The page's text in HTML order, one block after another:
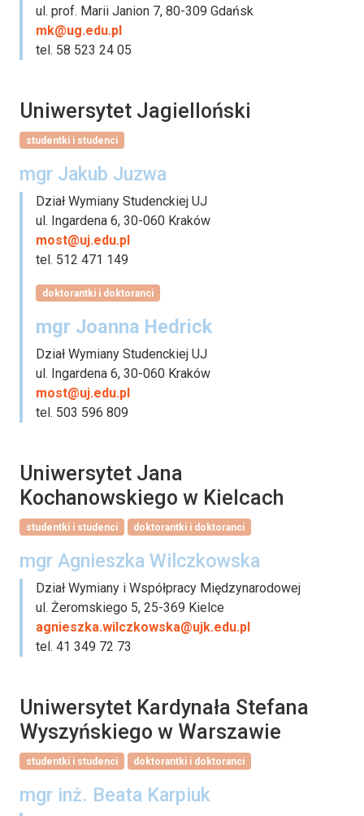
ul. prof. Marii Janion 7, 80-309 Gdańsk
mk@ug.edu.pl
tel. 58 523 24 05
Uniwersytet Jagielloński
studentki i studenci
mgr Jakub Juzwa
Dział Wymiany Studenckiej UJ
ul. Ingardena 6, 30-060 Kraków
most@uj.edu.pl
tel. 512 471 149
doktorantki i doktoranci
mgr Joanna Hedrick
Dział Wymiany Studenckiej UJ
ul. Ingardena 6, 30-060 Kraków
most@uj.edu.pl
tel. 503 596 809
Uniwersytet Jana
Kochanowskiego w Kielcach
studentki i studenci doktorantki i doktoranci
mgr Agnieszka Wilczkowska
Dział Wymiany i Współpracy Międzynarodowej
ul. Żeromskiego 5, 25-369 Kielce
agnieszka.wilczkowska@ujk.edu.pl
tel. 41 349 72 73
Uniwersytet Kardynała Stefana
Wyszyńskiego w Warszawie
studentki i studenci doktorantki i doktoranci
mgr inż. Beata Karpiuk